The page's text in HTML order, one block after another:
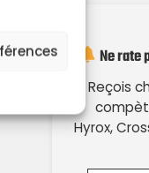
Ne rate
Reçois
Hyrox,